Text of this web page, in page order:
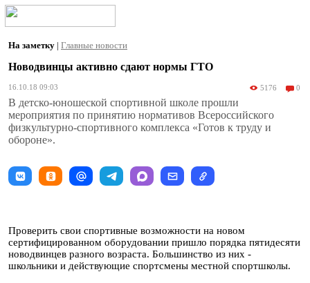
На заметку | Главные новости
Новодвинцы активно сдают нормы ГТО
16.10.18 09:03 5176 0
В детско-юношеской спортивной школе прошли
мероприятия по принятию нормативов Всероссийского
физкультурно-спортивного комплекса «Готов к труду и
обороне».
Проверить свои спортивные возможности на новом
сертифицированном оборудовании пришло порядка пятидесяти
новодвинцев разного возраста. Большинство из них -
школьники и действующие спортсмены местной спортшколы.